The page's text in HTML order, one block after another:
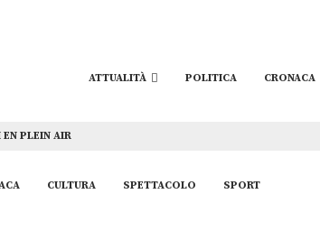
ATTUALITÀ POLITICA CRONACA
PLEIN AIR
CULTURA SPETTACOLO SPORT